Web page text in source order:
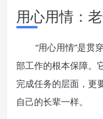
用心用情：
“用心用情”是贯
部工作的根本保障。
完成任务的层面，更
自己的长辈一样。